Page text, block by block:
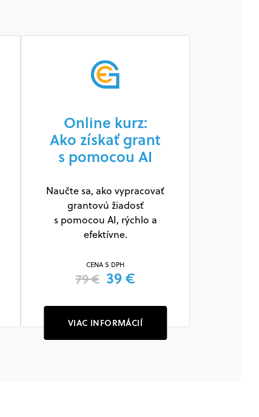
Online kurz:
Ako získať grant
s pomocou AI
Naučte sa, ako vypracovať
grantovú žiadosť
s pomocou AI, rýchlo a
efektívne.
CENA S DPH
79 € 39 €
VIAC INFORMÁCIÍ